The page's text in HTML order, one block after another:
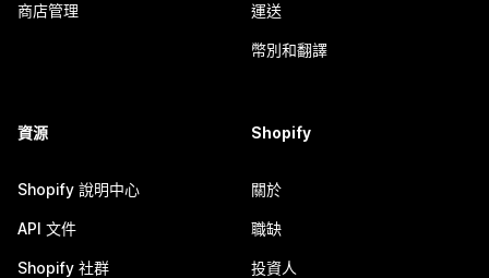
商店管理 運送
幣別和翻譯
資源
Shopify 說明中心
API 文件
Shopify 社群
Shopify
關於
職缺
投資人